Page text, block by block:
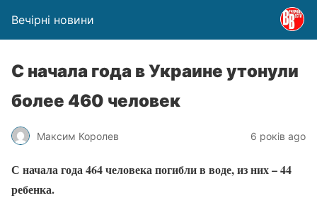
Вечірні новини
С начала года в Украине утонули
более 460 человек
Максим Королев 6 років ago
С начала года 464 человека погибли в воде, из них – 44
ребенка.